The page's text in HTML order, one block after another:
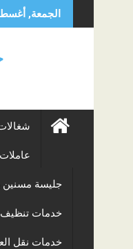
to
الجمعة, أغسطس 7,
جليسة مسنين
خدمات تنظيف
خدمات نقل